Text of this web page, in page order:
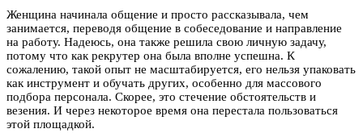
Женщина начинала общение и просто рассказывала, чем
занимается, переводя общение в собеседование и направление
на работу. Надеюсь, она также решила свою личную задачу,
потому что как рекрутер она была вполне успешна. К
сожалению, такой опыт не масштабируется, его нельзя упаковать
как инструмент и обучать других, особенно для массового
подбора персонала. Скорее, это стечение обстоятельств и
везения. И через некоторое время она перестала пользоваться
этой площадкой.